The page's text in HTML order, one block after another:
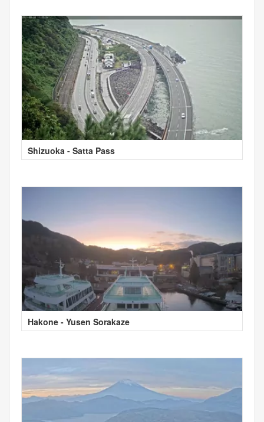
Shizuoka - Satta Pass
Hakone - Yusen Sorakaze